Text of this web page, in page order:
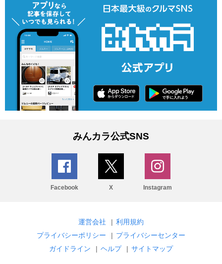
みんカラ公式SNS
Facebook X Instagram
運営会社 | 利用規約
プライバシーポリシー
| プライバシーセンター
ガイドライン
| ヘルプ | サイトマップ